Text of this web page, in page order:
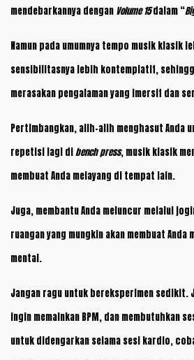
mendebarkannya dengan Volume 15dalam “
Namun pada umumnya tempo musik klasik
sensibilitasnya lebih kontemplatif,
merasakan pengalaman yang imersif dan
Pertimbangkan, alih-alih menghasut Anda
repetisi lagi dibench press, musik klasik
membuat Anda melayang di tempat lain.
Juga, membantu Anda meluncur melalui
ruangan yang mungkin akan membuat Anda
mental.
Jangan ragu untuk bereksperimen sedikit.
ingin memainkan BPM, dan membutuhkan
untuk didengarkan selama sesi kardio,